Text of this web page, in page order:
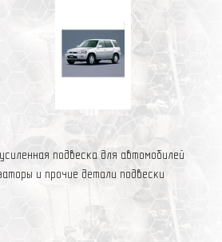
подвеска для автомобилей
и прочие детали подвески